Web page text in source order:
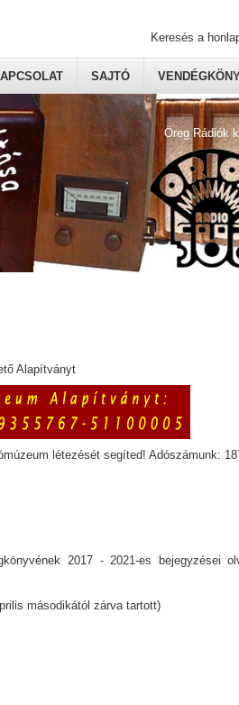
Öreg Rádiók
SAJTÓ
Keresés a
Alapítványt
létezését segíted! Adószámunk:
2017 - 2021-es bejegyzései
másodikától zárva tartott)